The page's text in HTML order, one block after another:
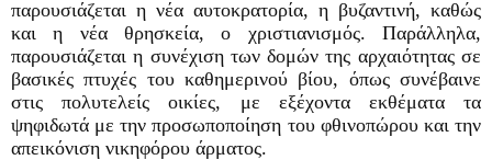
παρουσιάζεται η νέα αυτοκρατορία, η βυζαντινή, καθώς
και η νέα θρησκεία, ο χριστιανισμός. Παράλληλα,
παρουσιάζεται η συνέχιση των δομών της αρχαιότητας σε
βασικές πτυχές του καθημερινού βίου, όπως συνέβαινε
στις πολυτελείς οικίες, με εξέχοντα εκθέματα τα
ψηφιδωτά με την προσωποποίηση του φθινοπώρου και την
απεικόνιση νικηφόρου άρματος.